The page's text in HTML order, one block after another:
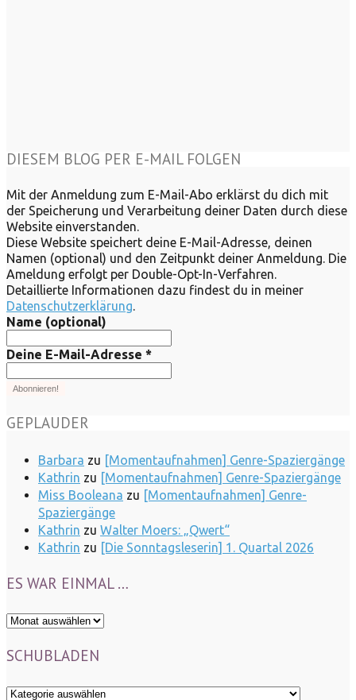
DIESEM BLOG PER E-MAIL FOLGEN
Mit der Anmeldung zum E-Mail-Abo erklärst du dich mit
der Speicherung und Verarbeitung deiner Daten durch diese
Website einverstanden.
Diese Website speichert deine E-Mail-Adresse, deinen
Namen (optional) und den Zeitpunkt deiner Anmeldung. Die
Ameldung erfolgt per Double-Opt-In-Verfahren.
Detaillierte Informationen dazu findest du in meiner
Datenschutzerklärung.
Name (optional)
Deine E-Mail-Adresse *
GEPLAUDER
Barbara zu [Momentaufnahmen] Genre-Spaziergänge
Kathrin zu [Momentaufnahmen] Genre-Spaziergänge
Miss Booleana zu [Momentaufnahmen] Genre-
Spaziergänge
Kathrin zu Walter Moers: „Qwert“
Kathrin zu [Die Sonntagsleserin] 1. Quartal 2026
ES WAR EINMAL …
Es
einmal
SCHUBLADEN
Schubladen